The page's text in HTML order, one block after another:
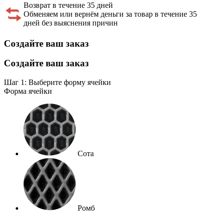
Возврат в течение 35 дней
Обменяем или вернём деньги за товар в течение 35
дней без выяснения причин
Создайте ваш заказ
Создайте ваш заказ
Шаг 1: Выберите форму ячейки
Форма ячейки
Сота
Ромб